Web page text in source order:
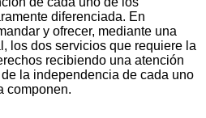
diferenciada. En
y ofrecer, mediante una
los dos servicios que requiere la
recibiendo una atención
la independencia de cada uno
componen.